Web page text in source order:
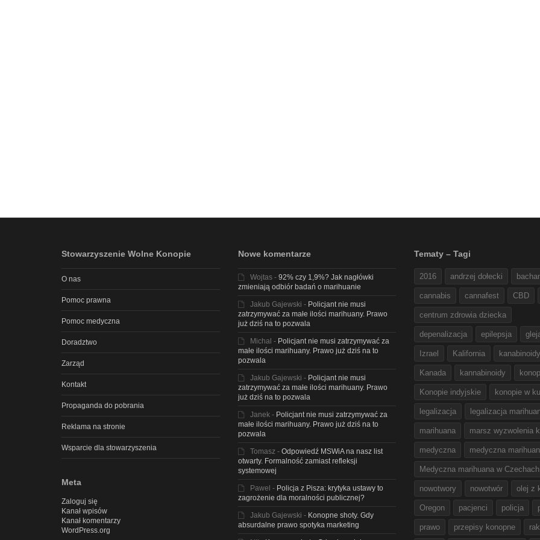
Stowarzyszenie Wolne Konopie
O nas
Pomoc prawna
Pomoc medyczna
Doradztwo
Zarząd
Kontakt
Propaganda do pobrania
Reklama na stronie
Wsparcie dla stowarzyszenia
Meta
Zaloguj się
Kanał wpisów
Kanał komentarzy
WordPress.org
Nowe komentarze
Wojtas- 92% czy 1,9%? Jak nagłówki
zmieniają odbiór badań o marihuanie
Jakub Gajewski - Policjant nie musi
zatrzymywać za małe ilości marihuany. Prawo
już dziś na to pozwala
Michal - Policjant nie musi zatrzymywać za
małe ilości marihuany. Prawo już dziś na to
pozwala
Jakub Gajewski - Policjant nie musi
zatrzymywać za małe ilości marihuany. Prawo
już dziś na to pozwala
Janek- Policjant nie musi zatrzymywać za
małe ilości marihuany. Prawo już dziś na to
pozwala
Tomasz- Odpowiedź MSWiA na nasz list
otwarty. Formalność zamiast refleksji
systemowej
Pawel - Policja z Pisza: krytyka ustawy to
zagrożenie dla moralności publicznej?
Jakub Gajewski - Konopne shoty. Gdy
absurdalne prawo spotyka marketing
Tematy – Tagi
2016 andrzej dołecki
cannabis cannafest CBD
centrum zdrowia dziecka
depenalizacja epilepsja
Izrael Kalifornia kanabinoidy
Kanada kannabinoidy
Konopie indyjskie konopie w
legalizacja legalizacja
marihuana marsz wyzwolenia
medyczna medyczna
Medyczna marihuana w Czechach
nowotwory nowotwór olej z
Oregon pacjenci policja
prawo przepisy konopne rak